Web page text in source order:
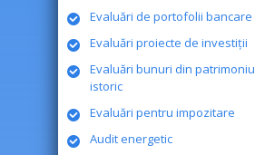
Evaluări de portofolii bancare
Evaluări proiecte de investiţii
Evaluări bunuri din
istoric
Evaluări pentru impozitare
Audit energetic